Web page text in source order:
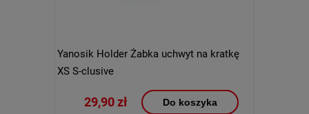
Yanosik Holder Żabka uchwyt na kratkę
XS S-clusive
29,90 zł Do koszyka